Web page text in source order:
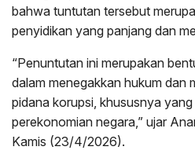
bahwa tuntutan tersebut
penyidikan yang panjang dan
“Penuntutan ini merupakan
dalam menegakkan hukum dan
pidana korupsi, khususnya
perekonomian negara,” ujar
Kamis (23/4/2026).